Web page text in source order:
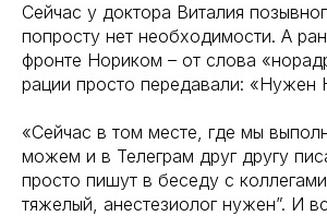
Сейчас у доктора Виталия
попросту нет необходимости. А
фронте Нориком – от слова
рации просто передавали: «Нужен
«Сейчас в том месте, где мы
можем и в Телеграм друг другу
просто пишут в беседу с
тяжелый, анестезиолог нужен”. И